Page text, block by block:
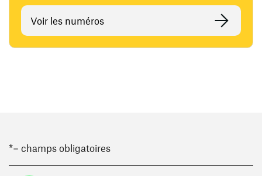
Voir les numéros
*= champs obligatoires